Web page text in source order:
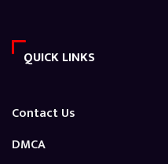
QUICK LINKS
Contact Us
DMCA